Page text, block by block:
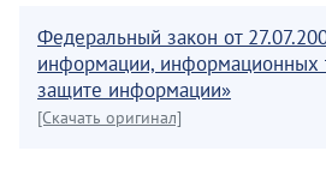
Федеральный закон от
информации, информационных
защите информации»
[Скачать оригинал]